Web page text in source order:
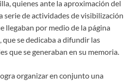
quienes ante la aproximación del
serie de actividades de visibilización
llegaban por medio de la página
se dedicaba a difundir las
que se generaban en su memoria.
organizar en conjunto una